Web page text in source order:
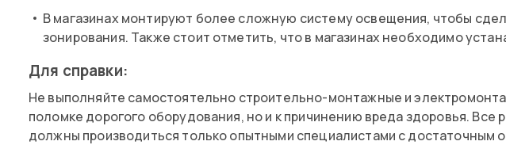
В магазинах монтируют более сложную систему освещения, чтобы
зонирования. Также стоит отметить, что в магазинах необходимо
Для справки:
Не выполняйте самостоятельно строительно-монтажные и
поломке дорогого оборудования, но и к причинению вреда здоровья.
должны производиться только опытными специалистами с достаточным